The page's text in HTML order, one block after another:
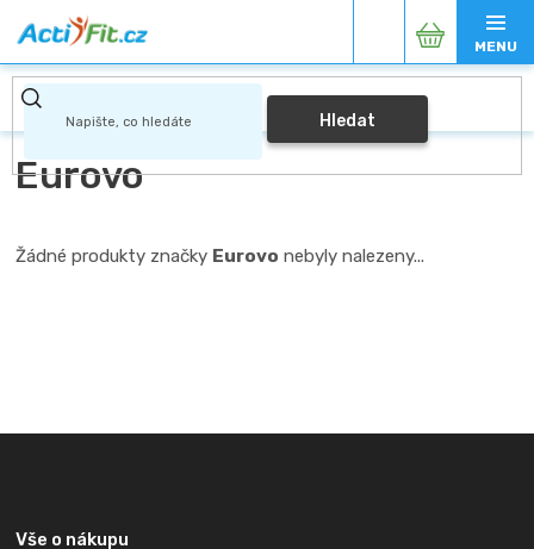
na
obsah
Hledat
Nákupní
košík
Eurovo
Žádné produkty značky Eurovo nebyly nalezeny...
Vše o nákupu